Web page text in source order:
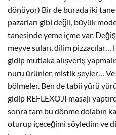
dönüyor) Bir de burada iki
pazarları gibi değil, büyük
tanesinde yeme içme var.
meyve suları, dilim
gidip mutlaka alışveriş
nuru ürünler, mistik şeyler…
bölmeler. Ben de tabii yürü
gidip REFLEXOJI masajı
sonra tam bu dönme dolabın
oturup içeceğimi söyledim ve